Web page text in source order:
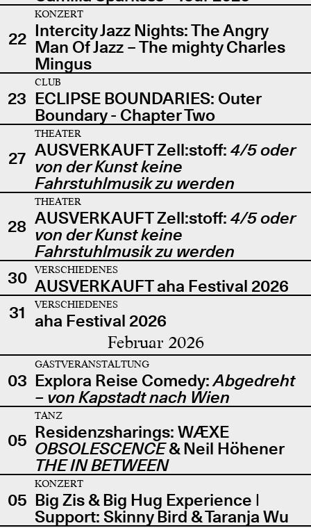
22
KONZERT
Intercity Jazz Nights: The Angry
Man Of Jazz – The mighty Charles
Mingus
23
CLUB
ECLIPSE BOUNDARIES: Outer
Boundary - Chapter Two
27
THEATER
AUSVERKAUFT Zell:stoff: 4/5 oder
von der Kunst keine
Fahrstuhlmusik zu werden
28
THEATER
AUSVERKAUFT Zell:stoff: 4/5 oder
von der Kunst keine
Fahrstuhlmusik zu werden
30
VERSCHIEDENES
AUSVERKAUFT aha Festival 2026
31
VERSCHIEDENES
aha Festival 2026
Februar 2026
03
GASTVERANSTALTUNG
Explora Reise Comedy:Abgedreht
– von Kapstadt nach Wien
05
TANZ
Residenzsharings: WÆXE
OBSOLESCENCE& Neil Höhener
THE IN BETWEEN
05
KONZERT
Big Zis & Big Hug Experience |
Support: Skinny Bird & Taranja Wu